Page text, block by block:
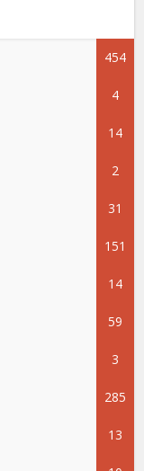
454
4
14
2
31
151
14
59
3
285
13